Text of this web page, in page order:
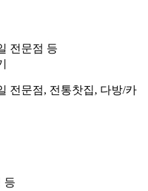
전문점 등
전문점, 전통찻집, 다방/카
등